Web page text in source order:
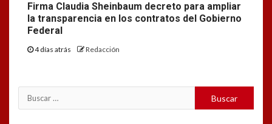
Firma Claudia Sheinbaum decreto para ampliar
la transparencia en los contratos del Gobierno
Federal
4 días atrás Redacción
Buscar: